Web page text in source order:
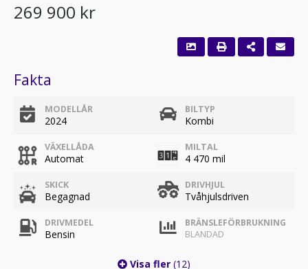
269 900 kr
Fakta
MODELLÅR
2024
BILTYP
Kombi
VÄXELLÅDA
Automat
MILTAL
4 470 mil
SKICK
Begagnad
DRIVHJUL
Tvåhjulsdriven
DRIVMEDEL
Bensin
BRÄNSLEFÖRBRUKNING
BLANDAD
Visa fler (12)